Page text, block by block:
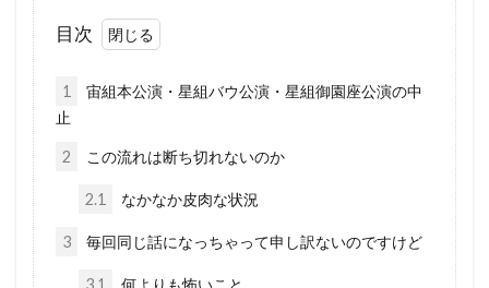
目次
1
宙組本公演・星組バウ公演・星組御園座公演の中
止
2 この流れは断ち切れないのか
2.1 なかなか皮肉な状況
3 毎回同じ話になっちゃって申し訳ないのですけど